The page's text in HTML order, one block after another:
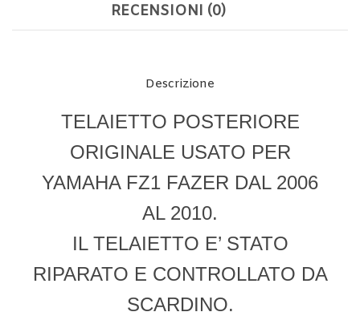
RECENSIONI (0)
Descrizione
TELAIETTO POSTERIORE
ORIGINALE USATO PER
YAMAHA FZ1 FAZER DAL 2006
AL 2010.
IL TELAIETTO E’ STATO
RIPARATO E CONTROLLATO DA
SCARDINO.